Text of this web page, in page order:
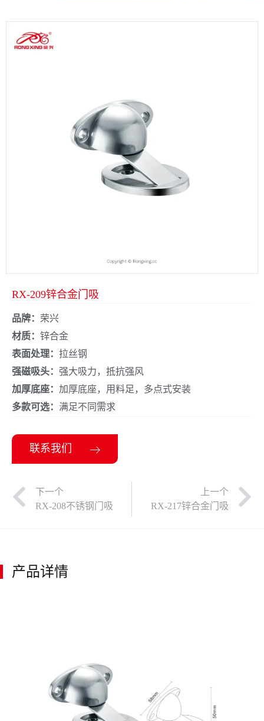
RX-209锌合金门吸
品牌： 荣兴
材质： 锌合金
表面处理： 拉丝钢
强磁吸头： 强大吸力，抵抗强风
加厚底座： 加厚底座，用料足，多点式安装
多款可选： 满足不同需求
联系我们
下一个
RX-208不锈钢门吸
上一个
RX-217锌合金门吸
产品详情